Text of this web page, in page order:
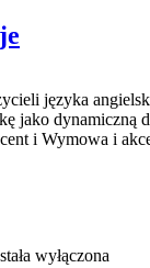
języka
jako dynamiczną
i Wymowa i
wyłączona